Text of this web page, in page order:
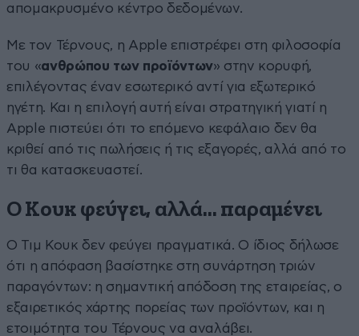
απομακρυσμένο κέντρο δεδομένων.
Με τον Τέρνους, η Apple επιστρέφει στη φιλοσοφία
του «ανθρώπου των προϊόντων» στην κορυφή,
επιλέγοντας έναν εσωτερικό αντί για εξωτερικό
ηγέτη. Και η επιλογή αυτή είναι στρατηγική γιατί η
Apple πιστεύει ότι το επόμενο κεφάλαιο δεν θα
κριθεί από τις πωλήσεις ή τις εξαγορές, αλλά από το
τι θα κατασκευαστεί.
Ο Κουκ φεύγει, αλλά… παραμένει
Ο Τιμ Κουκ δεν φεύγει πραγματικά. Ο ίδιος δήλωσε
ότι η απόφαση βασίστηκε στη συνάρτηση τριών
παραγόντων: η σημαντική απόδοση της εταιρείας, ο
εξαιρετικός χάρτης πορείας των προϊόντων, και η
ετοιμότητα του Τέρνους να αναλάβει.